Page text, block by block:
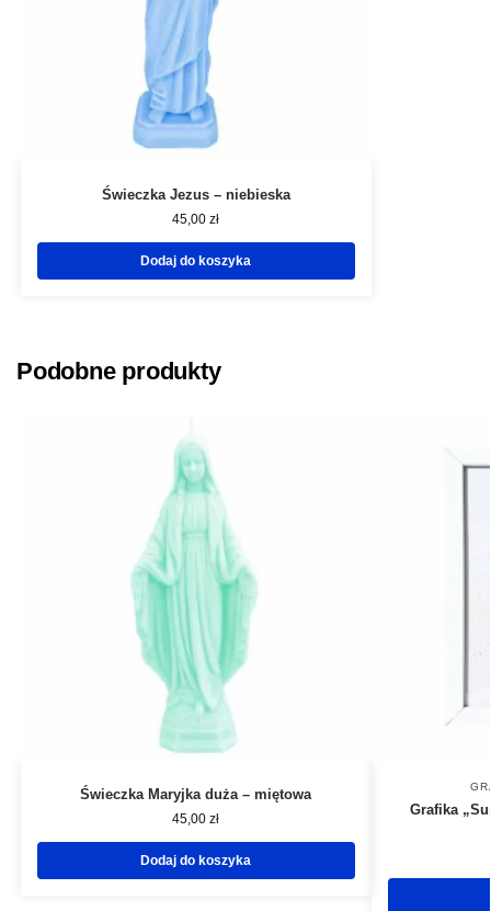
Świeczka Jezus – niebieska
45,00zł
Dodaj do koszyka
Podobne produkty
Świeczka Maryjka duża – miętowa
45,00zł
Dodaj do koszyka
Grafika